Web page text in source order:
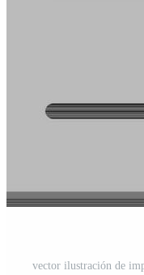
vector ilustración de